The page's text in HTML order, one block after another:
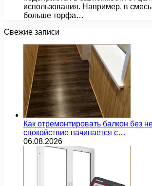
использования. Например, в
больше торфа…
Свежие записи
Как отремонтировать балкон без
спокойствие начинается с…
06.08.2026